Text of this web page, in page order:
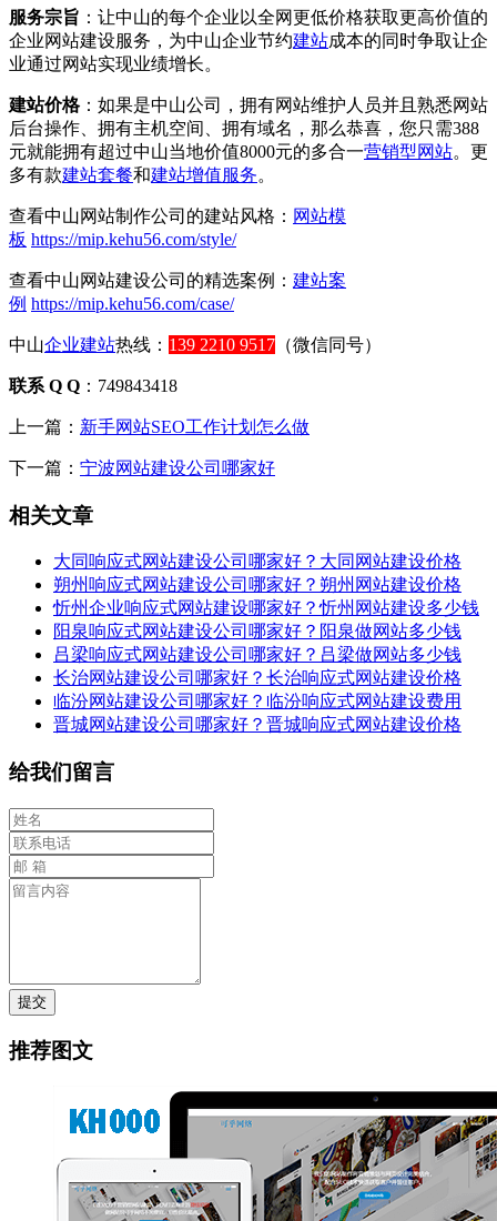
服务宗旨 ：让中山的每个企业以全网更低价格获取更高价值的
企业网站建设服务，为中山企业节约建站成本的同时争取让企
业通过网站实现业绩增长。
建站价格：如果是中山公司，拥有网站维护人员并且熟悉网站
后台操作、拥有主机空间、拥有域名，那么恭喜，您只需388
元就能拥有超过中山当地价值8000元的多合一营销型网站。更
多有款建站套餐和建站增值服务。
查看中山网站制作公司的建站风格： 网站模
板 https://mip.kehu56.com/style/
查看中山网站建设公司的精选案例： 建站案
例 https://mip.kehu56.com/case/
中山企业建站热线： 139 2210 9517 （微信同号）
联系 Q Q ：749843418
上一篇： 新手网站SEO工作计划怎么做
下一篇： 宁波网站建设公司哪家好
相关文章
大同响应式网站建设公司哪家好？大同网站建设价格
朔州响应式网站建设公司哪家好？朔州网站建设价格
忻州企业响应式网站建设哪家好？忻州网站建设多少钱
阳泉响应式网站建设公司哪家好？阳泉做网站多少钱
吕梁响应式网站建设公司哪家好？吕梁做网站多少钱
长治网站建设公司哪家好？长治响应式网站建设价格
临汾网站建设公司哪家好？临汾响应式网站建设费用
晋城网站建设公司哪家好？晋城响应式网站建设价格
给我们留言
提交
推荐图文